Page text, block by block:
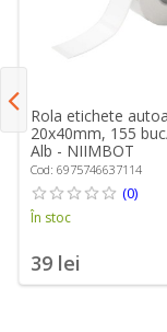
Rola etichete
20x40mm, 155
Alb - NIIMBOT
Cod: 6975746637114
(0)
În stoc
39 lei